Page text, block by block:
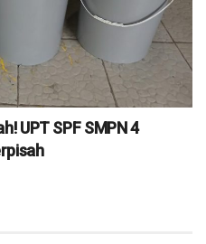
UPT SPF SMPN 4